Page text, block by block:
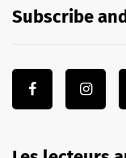
Subscribe